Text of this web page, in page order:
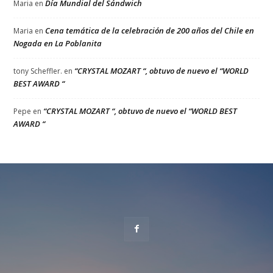
Maria en Día Mundial del Sándwich
Maria en Cena temática de la celebración de 200 años del Chile en
Nogada en La Poblanita
tony Scheffler. en “CRYSTAL MOZART “, obtuvo de nuevo el “WORLD
BEST AWARD “
Pepe en “CRYSTAL MOZART “, obtuvo de nuevo el “WORLD BEST
AWARD “